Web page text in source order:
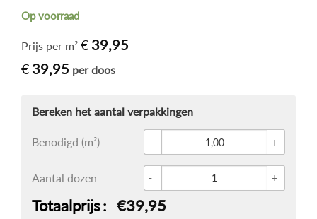
Prijs per m² € 39,95
€ 39,95 per doos
Op voorraad
Benodigd (m²)
Aantal dozen
Totaalprijs €39,95